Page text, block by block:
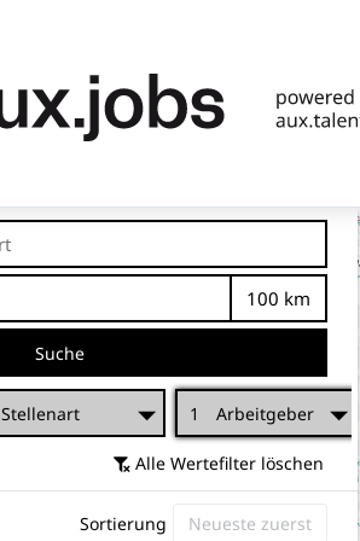
Entfernung
Suche
Stellenart 1 Arbeitgeber
Alle Wertefilter löschen
Sortierung